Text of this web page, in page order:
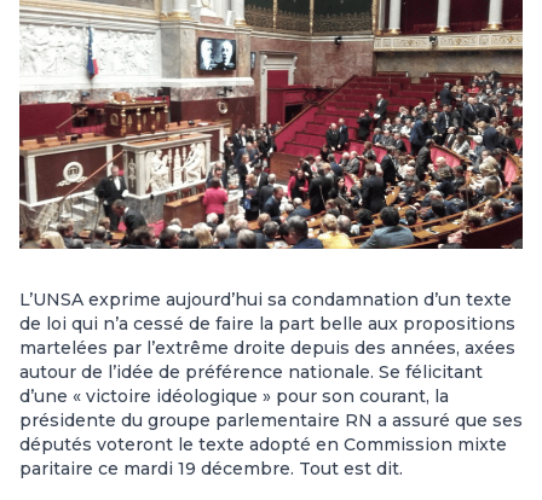
L’UNSA exprime aujourd’hui sa condamnation d’un texte
de loi qui n’a cessé de faire la part belle aux propositions
martelées par l’extrême droite depuis des années, axées
autour de l’idée de préférence nationale. Se félicitant
d’une « victoire idéologique » pour son courant, la
présidente du groupe parlementaire RN a assuré que ses
députés voteront le texte adopté en Commission mixte
paritaire ce mardi 19 décembre. Tout est dit.